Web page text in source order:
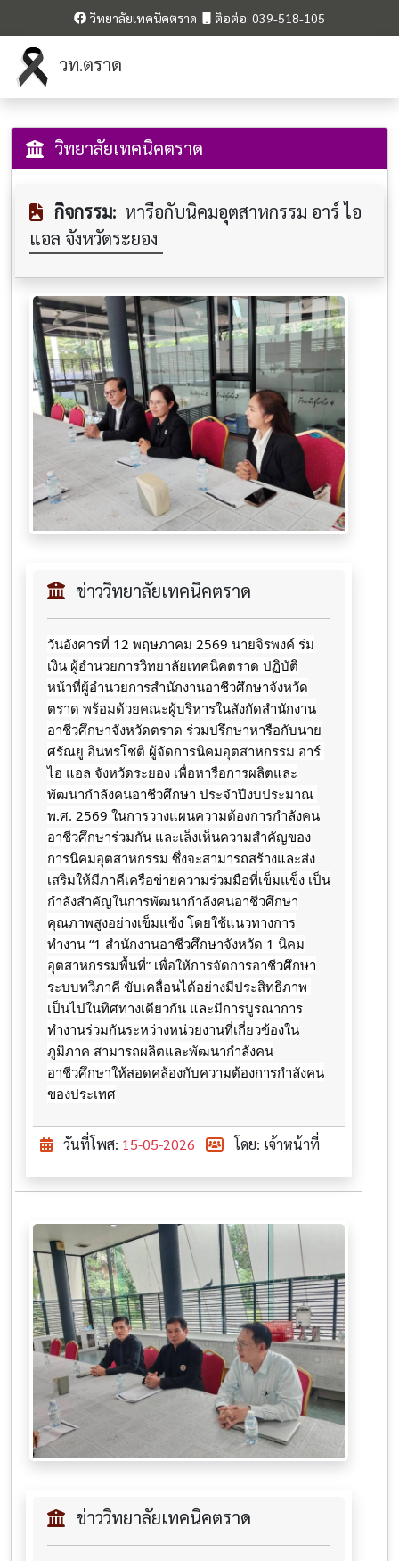
วิทยาลัยเทคนิคตราด ติอต่อ: 039-518-105
วท.ตราด
วิทยาลัยเทคนิคตราด
กิจกรรม: หารือกับนิคมอุตสาหกรรม อาร์ ไอ
แอล จังหวัดระยอง
ข่าววิทยาลัยเทคนิคตราด
วันอังคารที่ 12 พฤษภาคม 2569 นายจิรพงค์ ร่ม
เงิน ผู้อำนวยการวิทยาลัยเทคนิคตราด ปฏิบัติ
หน้าที่ผู้อำนวยการสำนักงานอาชีวศึกษาจังหวัด
ตราด พร้อมด้วยคณะผู้บริหารในสังกัดสำนักงาน
อาชีวศึกษาจังหวัดตราด ร่วมปรึกษาหารือกับนาย
ศรัณยู อินทรโชติ ผู้จัดการนิคมอุตสาหกรรม อาร์
ไอ แอล จังหวัดระยอง เพื่อหารือการผลิตและ
พัฒนากำลังคนอาชีวศึกษา ประจำปีงบประมาณ
พ.ศ. 2569 ในการวางแผนความต้องการกำลังคน
อาชีวศึกษาร่วมกัน และเล็งเห็นความสำคัญของ
การนิคมอุตสาหกรรม ซึ่งจะสามารถสร้างและส่ง
เสริมให้มีภาคีเครือข่ายความร่วมมือที่เข็มแข็ง เป็น
กำลังสำคัญในการพัฒนากำลังคนอาชีวศึกษา
คุณภาพสูงอย่างเข็มแข้ง โดยใช้แนวทางการ
ทำงาน “1 สำนักงานอาชีวศึกษาจังหวัด 1 นิคม
อุตสาหกรรมพื้นที่” เพื่อให้การจัดการอาชีวศึกษา
ระบบทวิภาคี ขับเคลื่อนได้อย่างมีประสิทธิภาพ
เป็นไปในทิศทางเดียวกัน และมีการบูรณาการ
ทำงานร่วมกันระหว่างหน่วยงานที่เกี่ยวข้องใน
ภูมิภาค สามารถผลิตและพัฒนากำลังคน
อาชีวศึกษาให้สอดคล้องกับความต้องการกำลังคน
ของประเทศ
วันที่โพส: 15-05-2026 โดย: เจ้าหน้าที่
ข่าววิทยาลัยเทคนิคตราด